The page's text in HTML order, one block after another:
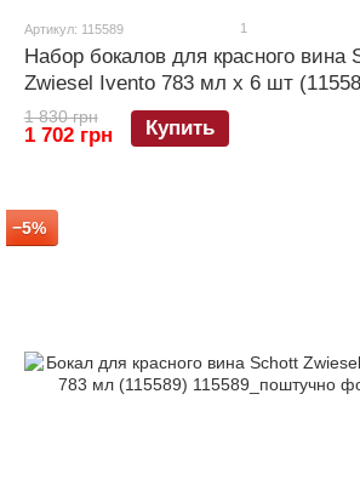
Артикул: 115589 1
Набор бокалов для красного вина
Zwiesel Ivento 783 мл х 6 шт
1 830 грн
1 702 грн Купить
−5%